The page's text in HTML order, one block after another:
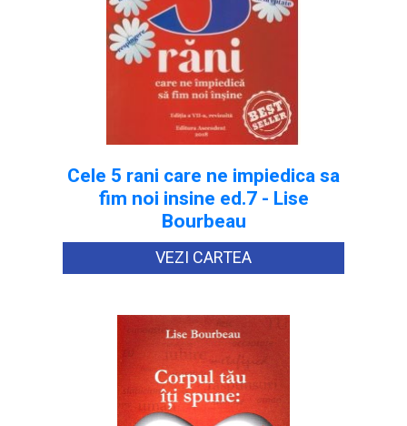
Cele 5 rani care ne impiedica sa
fim noi insine ed.7 - Lise
Bourbeau
VEZI CARTEA